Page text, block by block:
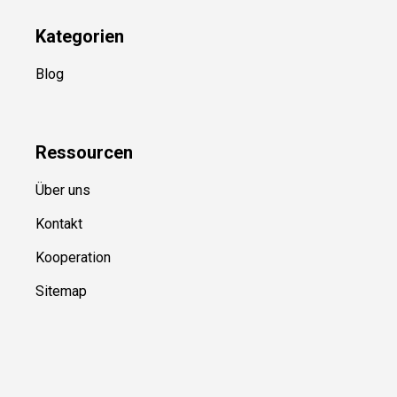
Kategorien
Blog
Ressourcen
Über uns
Kontakt
Kooperation
Sitemap